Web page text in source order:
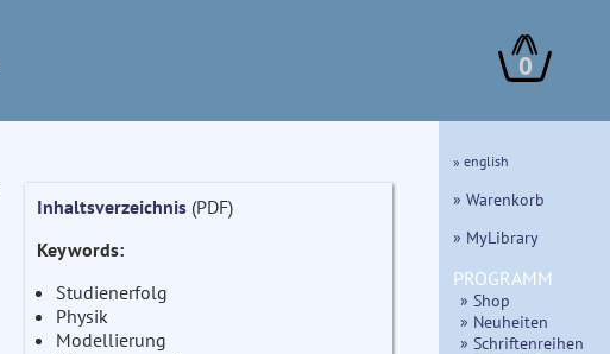
0
Inhaltsverzeichnis(PDF)
Keywords:
Studienerfolg
Physik
Modellierung
» english
» Warenkorb
» MyLibrary
PROGRAMM
» Shop
» Neuheiten
» Schriftenreihen